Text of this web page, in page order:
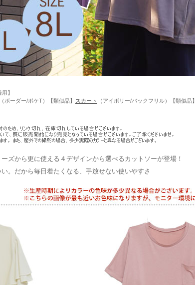
】
（ボーダー/ポケT）【類似品】 スカート （アイボリー/バックフリル）【類似品】
ズから更に使える４デザインから選べるカットソーが登場！
。だから毎日着たくなる、手放せない使いやすさ